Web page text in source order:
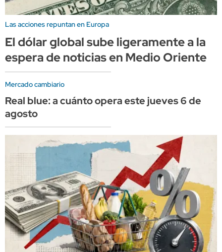
Las acciones repuntan en Europa
El dólar global sube ligeramente a la
espera de noticias en Medio Oriente
Mercado cambiario
Real blue: a cuánto opera este jueves 6 de
agosto